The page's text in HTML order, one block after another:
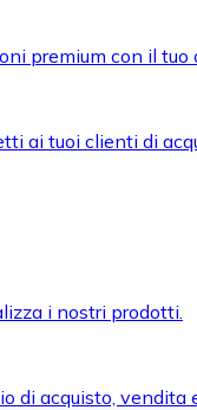
premium con il tuo
ai tuoi clienti di
i nostri prodotti.
di acquisto, vendita